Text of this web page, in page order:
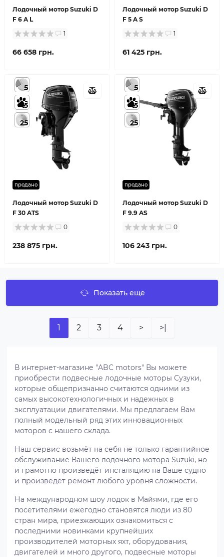
Лодочный мотор Suzuki D
F 6 A L
1
66 658 грн.
Лодочный мотор Suzuki D
F 5 A S
1
61 425 грн.
продано
Лодочный мотор Suzuki D
F 30 ATS
5
5
25
0
238 875 грн.
продано
Лодочный мотор Suzuki D
F 9.9 AS
5
5
25
0
106 243 грн.
Показать еще
1 2 3 4 > >|
В интернет-магазине "ABC motors" Вы можете
приобрести подвесные лодочные моторы Сузуки,
которые общепризнанно считаются одними из
самых высокотехнологичных и надежных в
эксплуатации двигателями. Мы предлагаем Вам
полный модельный ряд этих инновационных
моторов с нашего склада.
Наш сервис возьмёт на себя не только гарантийное
обслуживание Вашего лодочного мотора Suzuki, но
и грамотно произведёт инсталяцию на Ваше судно
и произведёт ремонт любого уровня сложности.
На международном шоу лодок в Майями, где его
посетителями ежегодно становятся люди из 80
стран мира, приезжающих ознакомиться с
последними новинками крупнейших
производителей моторных яхт, оборудования,
двигателей и много другого, подвесные моторы